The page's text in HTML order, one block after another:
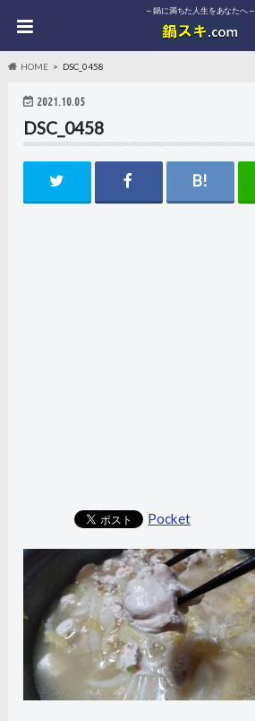
～鍋に満ちた人生をあなたへ～
HOME DSC_0458
2021.10.05
DSC_0458
Pocket